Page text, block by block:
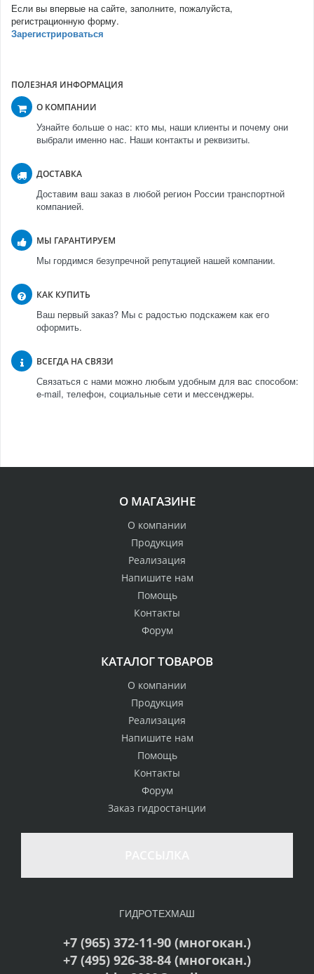
Если вы впервые на сайте, заполните, пожалуйста,
регистрационную форму.
Зарегистрироваться
ПОЛЕЗНАЯ ИНФОРМАЦИЯ
О КОМПАНИИ
Узнайте больше о нас: кто мы, наши клиенты и почему они
выбрали именно нас. Наши контакты и реквизиты.
ДОСТАВКА
Доставим ваш заказ в любой регион России транспортной
компанией.
МЫ ГАРАНТИРУЕМ
Мы гордимся безупречной репутацией нашей компании.
КАК КУПИТЬ
Ваш первый заказ? Мы с радостью подскажем как его
оформить.
ВСЕГДА НА СВЯЗИ
Связаться с нами можно любым удобным для вас способом:
e-mail, телефон, социальные сети и мессенджеры.
О МАГАЗИНЕ
О компании
Продукция
Реализация
Напишите нам
Помощь
Контакты
Форум
КАТАЛОГ ТОВАРОВ
О компании
Продукция
Реализация
Напишите нам
Помощь
Контакты
Форум
Заказ гидростанции
ГИДРОТЕХМАШ
+7 (965) 372-11-90 (многокан.)
+7 (495) 926-38-84 (многокан.)